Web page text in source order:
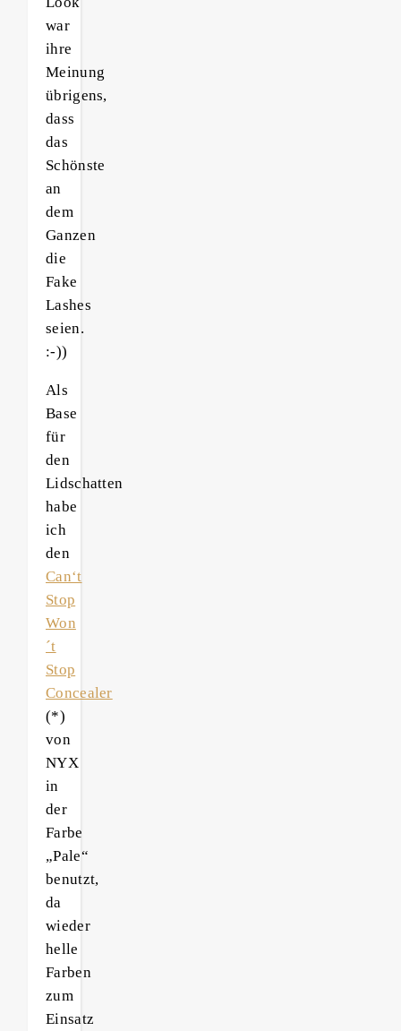
war
ihre
Meinung
übrigens,
dass
das
Schönste
an
dem
Ganzen
die
Fake
Lashes
seien.
:-))
Als
Base
für
den
Lidschatten
habe
ich
den
Can‘t
Stop
Won
´t
Stop
Concealer
(*)
von
NYX
in
der
Farbe
„Pale“
benutzt,
da
wieder
helle
Farben
zum
Einsatz